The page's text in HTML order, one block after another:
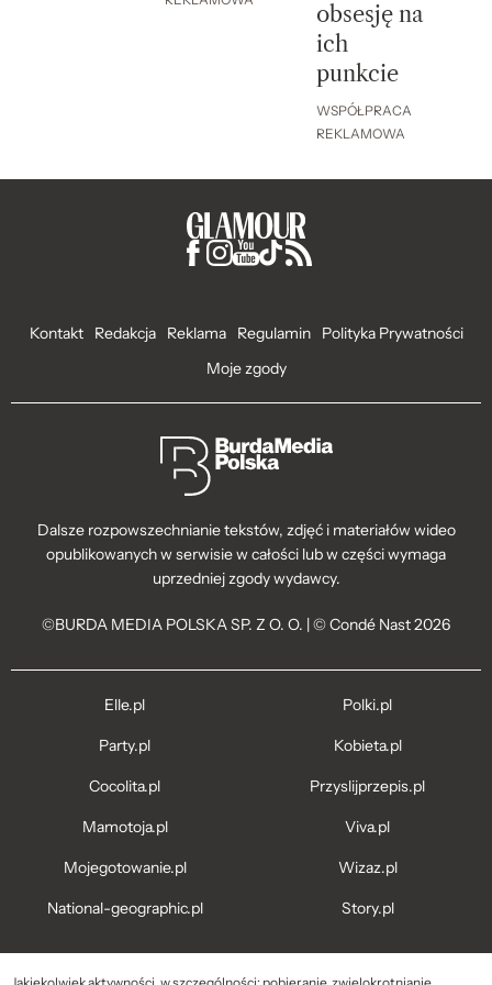
obsesję na
ich
punkcie
WSPÓŁPRACA
REKLAMOWA
Kontakt Redakcja Reklama Regulamin
Polityka Prywatności
Moje zgody
Dalsze rozpowszechnianie tekstów, zdjęć i materiałów wideo
opublikowanych w serwisie w całości lub w części wymaga
uprzedniej zgody wydawcy.
©BURDA MEDIA POLSKA SP. Z O. O. | © Condé Nast 2026
Elle.pl
Party.pl
Cocolita.pl
Mamotoja.pl
Mojegotowanie.pl
National-geographic.pl
Polki.pl
Kobieta.pl
Przyslijprzepis.pl
Viva.pl
Wizaz.pl
Story.pl